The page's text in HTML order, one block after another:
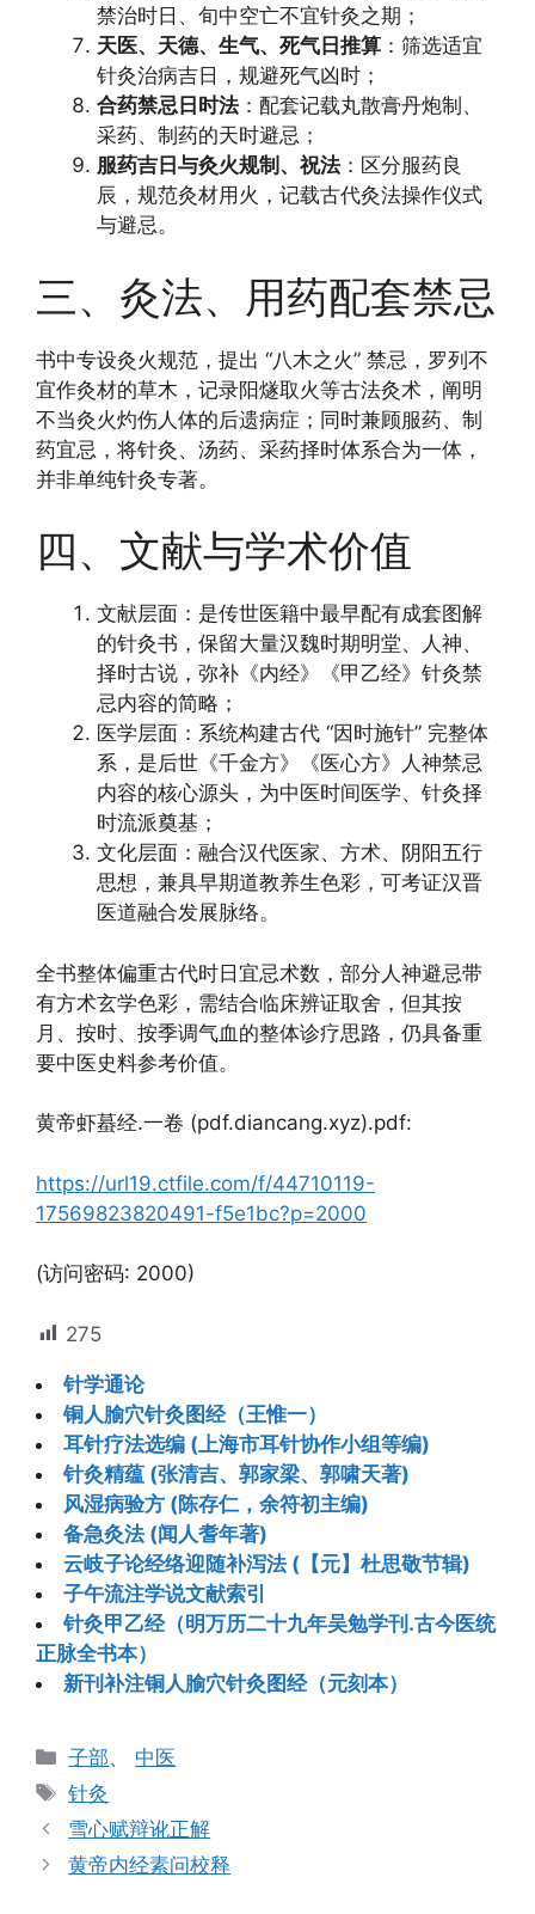
禁治时日、旬中空亡不宜针灸之期；
天医、天德、生气、死气日推算 ：筛选适宜
针灸治病吉日，规避死气凶时；
合药禁忌日时法：配套记载丸散膏丹炮制、
采药、制药的天时避忌；
服药吉日与灸火规制、祝法：区分服药良
辰，规范灸材用火，记载古代灸法操作仪式
与避忌。
三、灸法、用药配套禁忌
书中专设灸火规范，提出 “八木之火” 禁忌，罗列不
宜作灸材的草木，记录阳燧取火等古法灸术，阐明
不当灸火灼伤人体的后遗病症；同时兼顾服药、制
药宜忌，将针灸、汤药、采药择时体系合为一体，
并非单纯针灸专著。
四、文献与学术价值
文献层面：是传世医籍中最早配有成套图解
的针灸书，保留大量汉魏时期明堂、人神、
择时古说，弥补《内经》《甲乙经》针灸禁
忌内容的简略；
医学层面：系统构建古代 “因时施针” 完整体
系，是后世《千金方》《医心方》人神禁忌
内容的核心源头，为中医时间医学、针灸择
时流派奠基；
文化层面：融合汉代医家、方术、阴阳五行
思想，兼具早期道教养生色彩，可考证汉晋
医道融合发展脉络。
全书整体偏重古代时日宜忌术数，部分人神避忌带
有方术玄学色彩，需结合临床辨证取舍，但其按
月、按时、按季调气血的整体诊疗思路，仍具备重
要中医史料参考价值。
黄帝虾蟇经.一卷 (pdf.diancang.xyz).pdf:
https://url19.ctfile.com/f/44710119-
17569823820491-f5e1bc?p=2000
(访问密码: 2000)
275
针学通论
铜人腧穴针灸图经（王惟一）
耳针疗法选编 (上海市耳针协作小组等编)
针灸精蕴 (张清吉、郭家梁、郭啸天著)
风湿病验方 (陈存仁，余符初主编)
备急灸法 (闻人耆年著)
云岐子论经络迎随补泻法 (【元】杜思敬节辑)
子午流注学说文献索引
针灸甲乙经（明万历二十九年吴勉学刊.古今医统
正脉全书本）
新刊补注铜人腧穴针灸图经（元刻本）
分
类
子部、 中医
标
签
针灸
雪心赋辩讹正解
黄帝内经素问校释